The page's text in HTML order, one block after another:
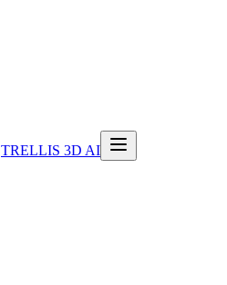
TRELLIS 3D AI